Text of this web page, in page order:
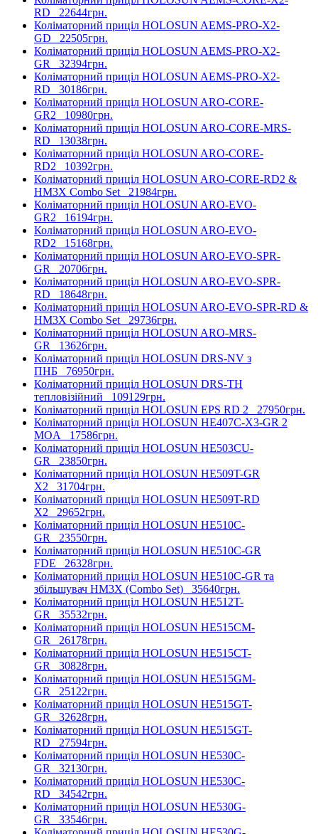
RD 22644грн.
Коліматорний приціл HOLOSUN AEMS-PRO-X2-
GD 22505грн.
Коліматорний приціл HOLOSUN AEMS-PRO-X2-
GR 32394грн.
Коліматорний приціл HOLOSUN AEMS-PRO-X2-
RD 30186грн.
Коліматорний приціл HOLOSUN ARO-CORE-
GR2 10980грн.
Коліматорний приціл HOLOSUN ARO-CORE-MRS-
RD 13038грн.
Коліматорний приціл HOLOSUN ARO-CORE-
RD2 10392грн.
Коліматорний приціл HOLOSUN ARO-CORE-RD2 &
HM3X Combo Set 21984грн.
Коліматорний приціл HOLOSUN ARO-EVO-
GR2 16194грн.
Коліматорний приціл HOLOSUN ARO-EVO-
RD2 15168грн.
Коліматорний приціл HOLOSUN ARO-EVO-SPR-
GR 20706грн.
Коліматорний приціл HOLOSUN ARO-EVO-SPR-
RD 18648грн.
Коліматорний приціл HOLOSUN ARO-EVO-SPR-RD &
HM3X Combo Set 29736грн.
Коліматорний приціл HOLOSUN ARO-MRS-
GR 13626грн.
Коліматорний приціл HOLOSUN DRS-NV з
ПНБ 76950грн.
Коліматорний приціл HOLOSUN DRS-TH
тепловізійний 109129грн.
Коліматорний приціл HOLOSUN EPS RD 2 27950грн.
Коліматорний приціл HOLOSUN HE407C-X3-GR 2
MOA 17586грн.
Коліматорний приціл HOLOSUN HE503CU-
GR 23850грн.
Коліматорний приціл HOLOSUN HE509T-GR
X2 31704грн.
Коліматорний приціл HOLOSUN HE509T-RD
X2 29652грн.
Коліматорний приціл HOLOSUN HE510C-
GR 23550грн.
Коліматорний приціл HOLOSUN HE510C-GR
FDE 26328грн.
Коліматорний приціл HOLOSUN HE510C-GR та
збільшувач HM3X (Combo Set) 35640грн.
Коліматорний приціл HOLOSUN HE512T-
GR 35532грн.
Коліматорний приціл HOLOSUN HE515CM-
GR 26178грн.
Коліматорний приціл HOLOSUN HE515CT-
GR 30828грн.
Коліматорний приціл HOLOSUN HE515GM-
GR 25122грн.
Коліматорний приціл HOLOSUN HE515GT-
GR 32628грн.
Коліматорний приціл HOLOSUN HE515GT-
RD 27594грн.
Коліматорний приціл HOLOSUN HE530C-
GR 32130грн.
Коліматорний приціл HOLOSUN HE530C-
RD 34542грн.
Коліматорний приціл HOLOSUN HE530G-
GR 33546грн.